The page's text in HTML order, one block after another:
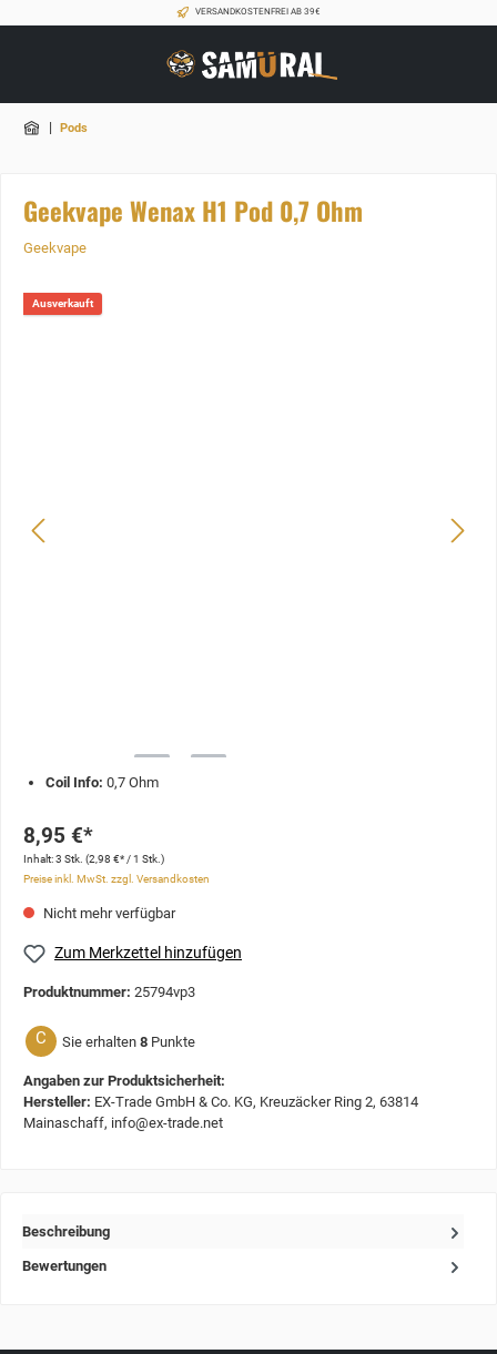
VERSANDKOSTENFREI AB 39€
| Pods
Geekvape Wenax H1 Pod 0,7 Ohm
Geekvape
Ausverkauft
Coil Info: 0,7 Ohm
8,95 €*
Inhalt:3 Stk. (2,98 €* / 1 Stk.)
Preise inkl. MwSt. zzgl. Versandkosten
Nicht mehr verfügbar
Zum Merkzettel hinzufügen
Produktnummer: 25794vp3
C Sie erhalten 8 Punkte
Angaben zur Produktsicherheit:
Hersteller: EX-Trade GmbH & Co. KG, Kreuzäcker Ring 2, 63814
Mainaschaff, info@ex-trade.net
Beschreibung
Bewertungen